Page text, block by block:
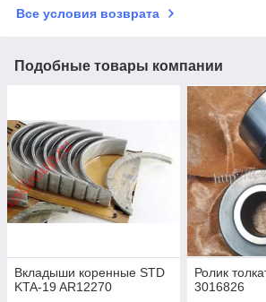
Все условия возврата
Подобные товары компании
Вкладыши коренные STD
KTA-19 AR12270
Ролик
3016826